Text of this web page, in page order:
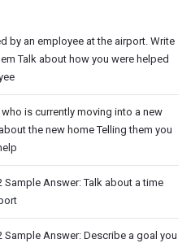
by an employee at the airport. Write
Talk about how you were helped
is currently moving into a new
the new home Telling them you
Sample Answer: Talk about a time
Sample Answer: Describe a goal you